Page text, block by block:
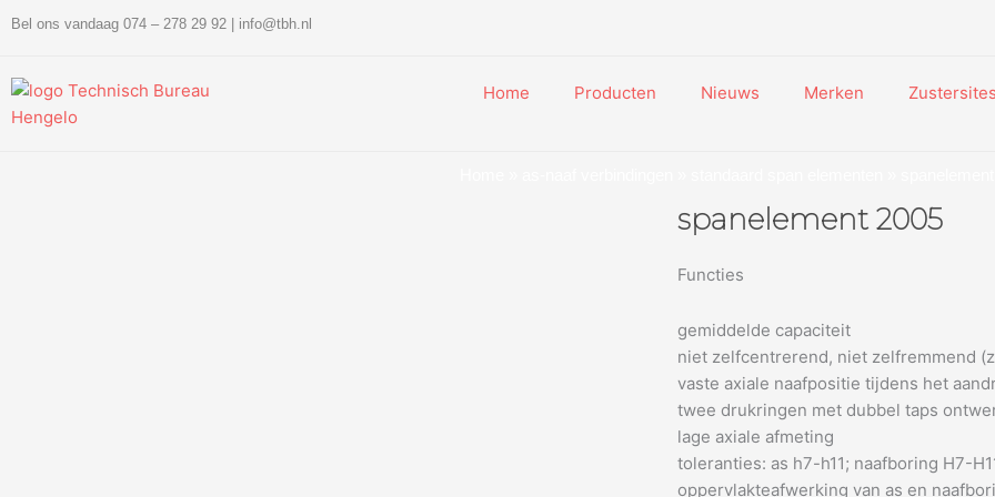
inhoud
Bel ons vandaag 074 – 278 29 92 info@tbh.nl
Home Producten Nieuws Merken Zustersites
spanelement 2005
Functies
gemiddelde capaciteit
niet zelfcentrerend, niet zelfremmend
vaste axiale naafpositie tijdens het
twee drukringen met dubbel taps
lage axiale afmeting
toleranties: as h7-h11; naafboring H7-
oppervlakteafwerking van as en